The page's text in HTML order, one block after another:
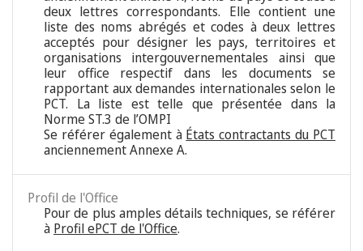
deux lettres correspondants. Elle contient une
liste des noms abrégés et codes à deux lettres
acceptés pour désigner les pays, territoires et
organisations intergouvernementales ainsi que
leur office respectif dans les documents se
rapportant aux demandes internationales selon le
PCT. La liste est telle que présentée dans la
Norme ST.3 de l’OMPI
Se référer également à États contractants du PCT
anciennement Annexe A.
Profil de l'Office
Pour de plus amples détails techniques, se référer
à Profil ePCT de l'Office.